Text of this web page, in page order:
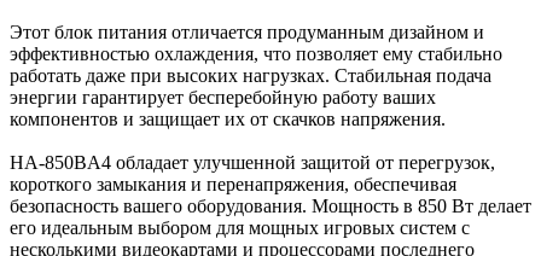
Этот блок питания отличается продуманным дизайном и
эффективностью охлаждения, что позволяет ему стабильно
работать даже при высоких нагрузках. Стабильная подача
энергии гарантирует бесперебойную работу ваших
компонентов и защищает их от скачков напряжения.
HA-850BA4 обладает улучшенной защитой от перегрузок,
короткого замыкания и перенапряжения, обеспечивая
безопасность вашего оборудования. Мощность в 850 Вт делает
его идеальным выбором для мощных игровых систем с
несколькими видеокартами и процессорами последнего